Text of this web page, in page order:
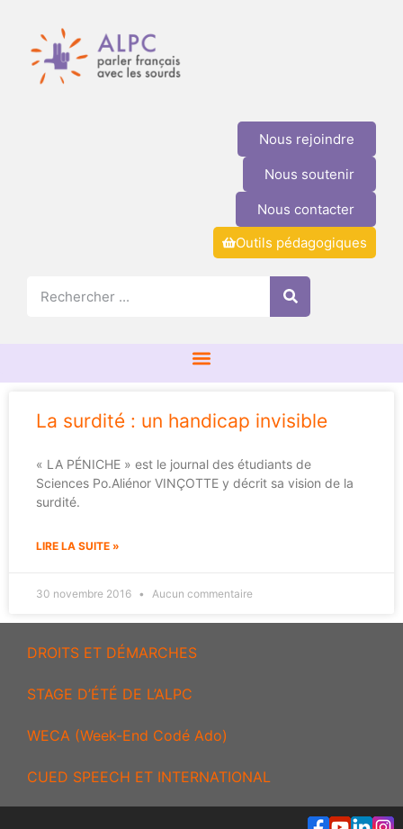
Nous rejoindre
Nous soutenir
Nous contacter
Outils pédagogiques
La surdité : un handicap invisible
« LA PÉNICHE » est le journal des étudiants de
Sciences Po.Aliénor VINÇOTTE y décrit sa vision de la
surdité.
LIRE LA SUITE »
30 novembre 2016 Aucun commentaire
DROITS ET DÉMARCHES
STAGE D’ÉTÉ DE L’ALPC
WECA (Week-End Codé Ado)
CUED SPEECH ET INTERNATIONAL